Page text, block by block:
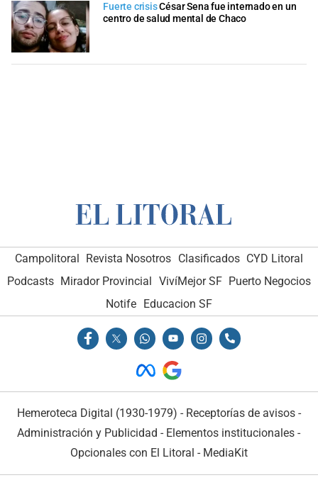
Fuerte crisisCésar Sena fue internado en un
centro de salud mental de Chaco
Campolitoral Revista Nosotros Clasificados CYD Litoral
Podcasts Mirador Provincial VivíMejor SF Puerto Negocios
Notife
Educacion SF
Hemeroteca Digital (1930-1979) - Receptorías de avisos -
Administración y Publicidad - Elementos institucionales -
Opcionales con El Litoral - MediaKit